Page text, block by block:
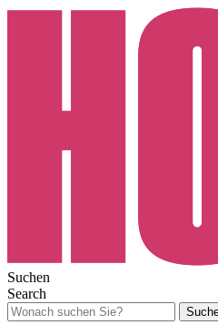
Suchen
Search